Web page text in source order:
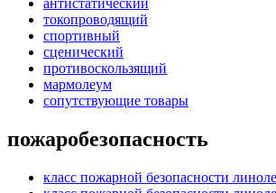
антистатический
токопроводящий
спортивный
сценический
противоскользящий
мармолеум
сопутствующие товары
пожаробезопасность
класс пожарной безопасности